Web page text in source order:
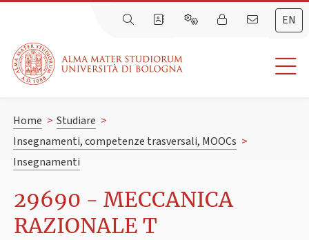
EN
Home > Studiare >
Insegnamenti, competenze trasversali, MOOCs >
Insegnamenti
29690 - MECCANICA
RAZIONALE T